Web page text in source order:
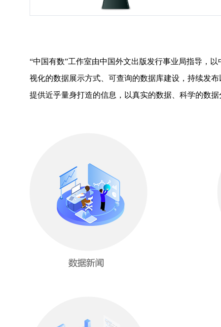
“中国有数”工作室由中国外文出版发行事业局指导，
视化的数据展示方式、可查询的数据库建设，持续发
提供近乎量身打造的信息，以真实的数据、科学的数